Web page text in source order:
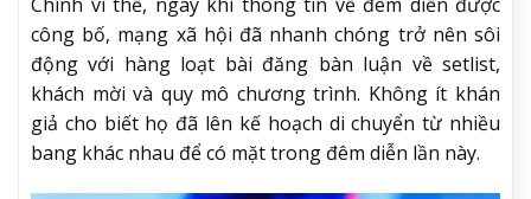
công bố, mạng xã hội đã nhanh chóng trở nên sôi
động với hàng loạt bài đăng bàn luận về setlist,
khách mời và quy mô chương trình. Không ít khán
giả cho biết họ đã lên kế hoạch di chuyển từ nhiều
bang khác nhau để có mặt trong đêm diễn lần này.